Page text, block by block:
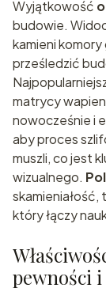
Wyjątkowość
budowie.
kamieni
prześledzić
matrycy
nowocześnie i
aby proces
muszli, co jest
wizualnego.
który łączy
pewności